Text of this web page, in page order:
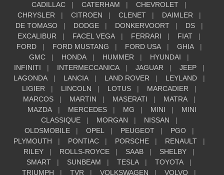
CADILLAC
CATERHAM
CHEVROLET
CHRYSLER
CITROEN CLENET
DAIMLER
DE TOMASO
DODGE DONKERVOORT
DS
EXCALIBUR
FACEL VEGA FERRARI
FIAT
FORD
FORD MUSTANG FORD USA
GHIA
GMC
HONDA HUMMER
HYUNDAI
INFINITI
INTERMECCANICA JAGUAR
JEEP
LAGONDA
LANCIA LAND ROVER
LEYLAND
LIGIER
LINCOLN LOTUS
MARCADIER
MARCOS
MARTIN MASERATI
MATRA
MAZDA
MERCEDES MG MINI
MINI
CLASSIQUE
MORGAN
NISSAN
OLDSMOBILE
OPEL PEUGEOT
PGO
PLYMOUTH
PONTIAC PORSCHE
RENAULT
RILEY
ROLLS-ROYCE SAAB
SHELBY
SMART
SUNBEAM TESLA
TOYOTA
TRIUMPH
TVR VOLKSWAGEN VOLVO